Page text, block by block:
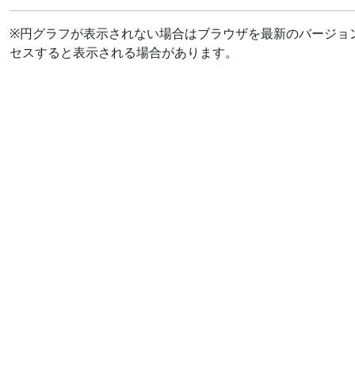
※円グラフが表示されない場合はブラウザを最新のバージ
セスすると表示される場合があります。